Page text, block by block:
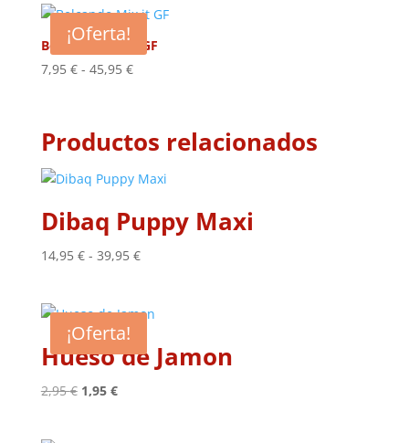
¡Oferta!
Belcando Mix it GF
7,95 € - 45,95 €Rango
7,95 €
hasta
Productos relacionados
Dibaq Puppy Maxi
14,95 € - 39,95 €Rango
desde
hasta
¡Oferta!
Hueso de Jamon
2,95€ El
1,95 €El